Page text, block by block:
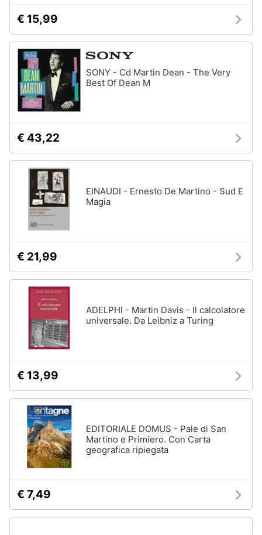
€ 15,99
SONY - Cd Martin Dean - The Very
Best Of Dean M
€ 43,22
EINAUDI - Ernesto De Martino - Sud E
Magia
€ 21,99
ADELPHI - Martin Davis - Il calcolatore
universale. Da Leibniz a Turing
€ 13,99
EDITORIALE DOMUS - Pale di San
Martino e Primiero. Con Carta
geografica ripiegata
€ 7,49